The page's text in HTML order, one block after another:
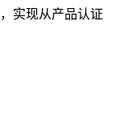
实现从产品认证